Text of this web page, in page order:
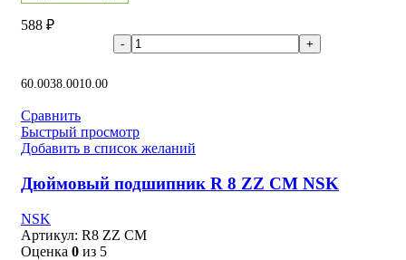
588 ₽
60.0038.0010.00
Сравнить
Быстрый просмотр
Добавить в список желаний
Дюймовый подшипник R 8 ZZ CM NSK
NSK
Артикул: R8 ZZ CM
Оценка 0 из 5